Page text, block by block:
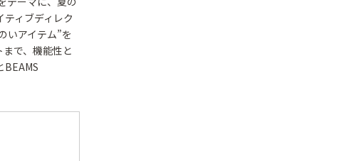
ティブディレク
いアイテム”を
で、機能性と
BEAMS